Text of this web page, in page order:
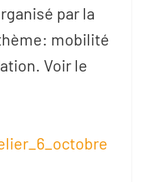
par la
mobilité
Voir le